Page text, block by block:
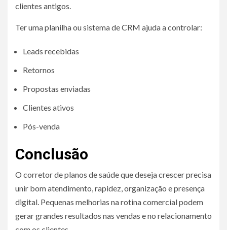
clientes antigos.
Ter uma planilha ou sistema de CRM ajuda a controlar:
Leads recebidas
Retornos
Propostas enviadas
Clientes ativos
Pós-venda
Conclusão
O corretor de planos de saúde que deseja crescer precisa
unir bom atendimento, rapidez, organização e presença
digital. Pequenas melhorias na rotina comercial podem
gerar grandes resultados nas vendas e no relacionamento